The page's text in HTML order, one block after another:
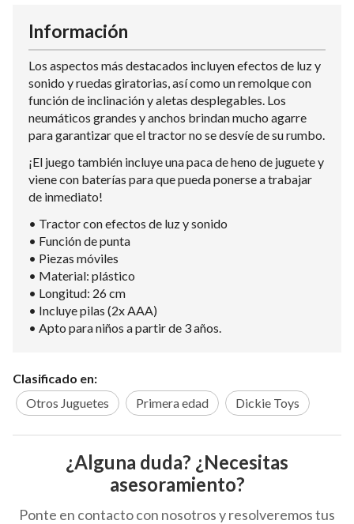
Información
Los aspectos más destacados incluyen efectos de luz y
sonido y ruedas giratorias, así como un remolque con
función de inclinación y aletas desplegables. Los
neumáticos grandes y anchos brindan mucho agarre
para garantizar que el tractor no se desvíe de su rumbo.
¡El juego también incluye una paca de heno de juguete y
viene con baterías para que pueda ponerse a trabajar
de inmediato!
• Tractor con efectos de luz y sonido
• Función de punta
• Piezas móviles
• Material: plástico
• Longitud: 26 cm
• Incluye pilas (2x AAA)
• Apto para niños a partir de 3 años.
Clasificado en:
Otros Juguetes
Primera edad Dickie Toys
¿Alguna duda? ¿Necesitas
asesoramiento?
Ponte en contacto con nosotros y resolveremos tus